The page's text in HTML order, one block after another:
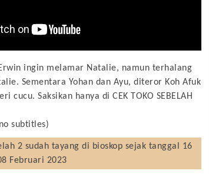
ingin melamar Natalie, namun terhalang
Sementara Yohan dan Ayu, diteror Koh Afuk
cucu. Saksikan hanya di CEK TOKO SEBELAH
subtitles)
2 sudah tayang di bioskop sejak tanggal 16
Februari 2023